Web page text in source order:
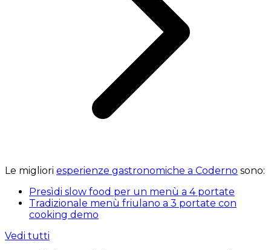
Le migliori esperienze gastronomiche a Coderno sono:
Presìdi slow food per un menù a 4 portate
Tradizionale menù friulano a 3 portate con
cooking demo
Vedi tutti